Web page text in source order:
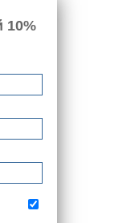
10%